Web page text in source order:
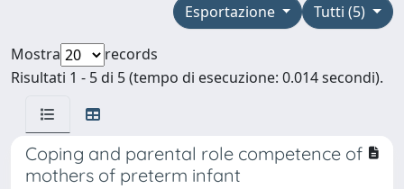
Tutti (5)
Esportazione
Mostra
records
Risultati 1 - 5 di 5 (tempo di esecuzione: 0.014 secondi).
Coping and parental role competence of
mothers of preterm infant